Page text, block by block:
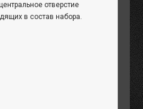
отверстие
в состав набора.